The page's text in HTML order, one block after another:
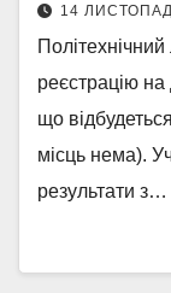
14
реєстрацію на
що
місць нема).
результати з…